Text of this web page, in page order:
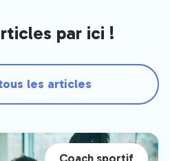
par ici !
les articles